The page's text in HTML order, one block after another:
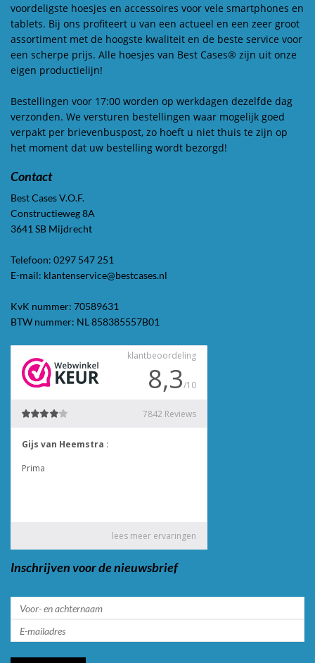
voordeligste hoesjes en accessoires voor vele smartphones en
tablets. Bij ons profiteert u van een actueel en een zeer groot
assortiment met de hoogste kwaliteit en de beste service voor
een scherpe prijs. Alle hoesjes van Best Cases® zijn uit onze
eigen productielijn!
Bestellingen voor 17:00 worden op werkdagen dezelfde dag
verzonden. We versturen bestellingen waar mogelijk goed
verpakt per brievenbuspost, zo hoeft u niet thuis te zijn op
het moment dat uw bestelling wordt bezorgd!
Contact
Best Cases V.O.F.
Constructieweg 8A
3641 SB Mijdrecht
Telefoon: 0297 547 251
E-mail: klantenservice@bestcases.nl
KvK nummer: 70589631
BTW nummer: NL 858385557B01
Inschrijven voor de nieuwsbrief